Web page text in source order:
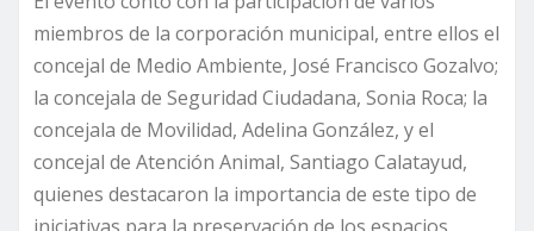
miembros de la corporación municipal, entre ellos el
concejal de Medio Ambiente, José Francisco Gozalvo;
la concejala de Seguridad Ciudadana, Sonia Roca; la
concejala de Movilidad, Adelina González, y el
concejal de Atención Animal, Santiago Calatayud,
quienes destacaron la importancia de este tipo de